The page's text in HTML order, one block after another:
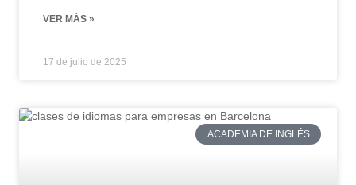
VER MÁS »
17 de julio de 2025
ACADEMIA DE INGLÉS